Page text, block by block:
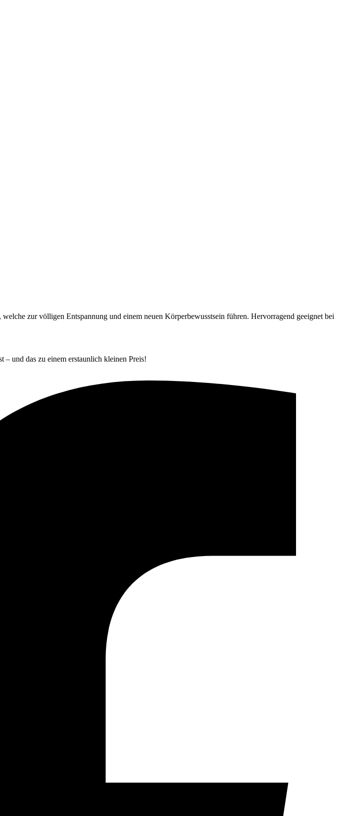
zur völligen Entspannung und einem neuen Körperbewusstsein führen. Hervorragend geeignet bei
– und das zu einem erstaunlich kleinen Preis!